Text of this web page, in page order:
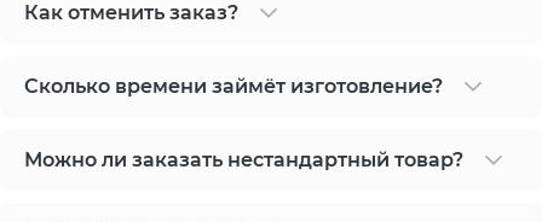
Как отменить заказ?
Сколько времени займёт изготовление?
Можно ли заказать нестандартный товар?